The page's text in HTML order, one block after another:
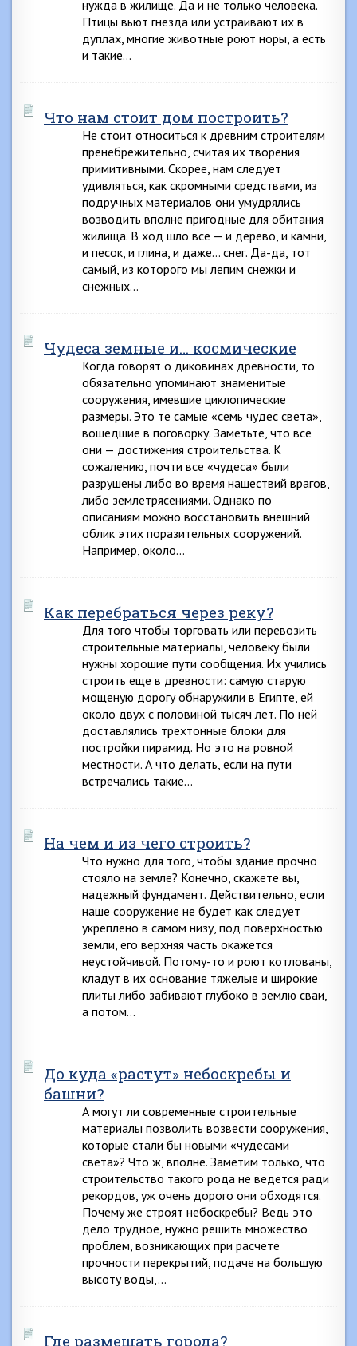
нужда в жилище. Да и не только человека.
Птицы вьют гнезда или устраивают их в
дуплах, многие животные роют норы, а есть
и такие…
Что нам стоит дом построить?
Не стоит относиться к древним строителям
пренебрежительно, считая их творения
примитивными. Скорее, нам следует
удивляться, как скромными средствами, из
подручных материалов они умудрялись
возводить вполне пригодные для обитания
жилища. В ход шло все — и дерево, и камни,
и песок, и глина, и даже… снег. Да-да, тот
самый, из которого мы лепим снежки и
снежных…
Чудеса земные и… космические
Когда говорят о диковинах древности, то
обязательно упоминают знаменитые
сооружения, имевшие циклопические
размеры. Это те самые «семь чудес света»,
вошедшие в поговорку. Заметьте, что все
они — достижения строительства. К
сожалению, почти все «чудеса» были
разрушены либо во время нашествий врагов,
либо землетрясениями. Однако по
описаниям можно восстановить внешний
облик этих поразительных сооружений.
Например, около…
Как перебраться через реку?
Для того чтобы торговать или перевозить
строительные материалы, человеку были
нужны хорошие пути сообщения. Их учились
строить еще в древности: самую старую
мощеную дорогу обнаружили в Египте, ей
около двух с половиной тысяч лет. По ней
доставлялись трехтонные блоки для
постройки пирамид. Но это на ровной
местности. А что делать, если на пути
встречались такие…
На чем и из чего строить?
Что нужно для того, чтобы здание прочно
стояло на земле? Конечно, скажете вы,
надежный фундамент. Действительно, если
наше сооружение не будет как следует
укреплено в самом низу, под поверхностью
земли, его верхняя часть окажется
неустойчивой. Потому-то и роют котлованы,
кладут в их основание тяжелые и широкие
плиты либо забивают глубоко в землю сваи,
а потом…
До куда «растут» небоскребы и
башни?
А могут ли современные строительные
материалы позволить возвести сооружения,
которые стали бы новыми «чудесами
света»? Что ж, вполне. Заметим только, что
строительство такого рода не ведется ради
рекордов, уж очень дорого они обходятся.
Почему же строят небоскребы? Ведь это
дело трудное, нужно решить множество
проблем, возникающих при расчете
прочности перекрытий, подаче на большую
высоту воды,…
Где размещать города?